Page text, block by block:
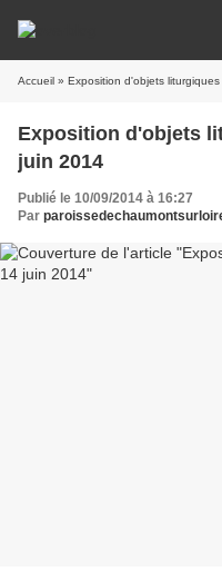
Accueil » Exposition d'objets
Exposition d'objets
juin 2014
Publié le 10/09/2014 à 16:27
Par